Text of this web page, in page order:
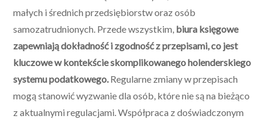
małych i średnich przedsiębiorstw oraz osób
samozatrudnionych. Przede wszystkim, biura księgowe
zapewniają dokładność i zgodność z przepisami, co jest
kluczowe w kontekście skomplikowanego holenderskiego
systemu podatkowego. Regularne zmiany w przepisach
mogą stanowić wyzwanie dla osób, które nie są na bieżąco
z aktualnymi regulacjami. Współpraca z doświadczonym